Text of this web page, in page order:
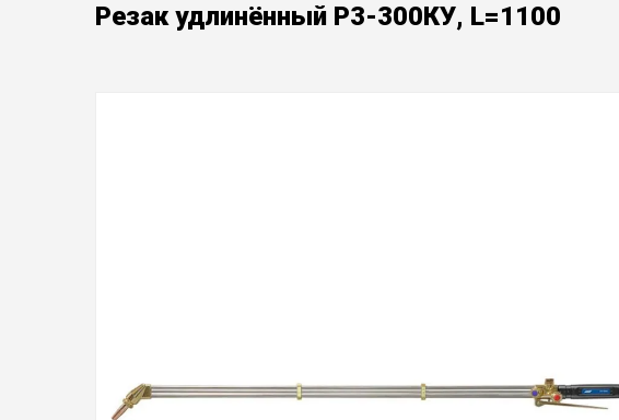
Резак удлинённый Р3-300КУ, L=1100